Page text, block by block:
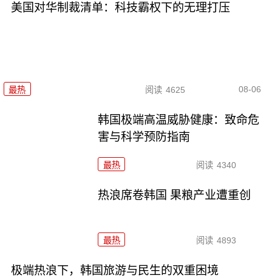
美国对华制裁清单：科技霸权下的无理打压
最热 阅读 4625 08-06
韩国极端高温威胁健康：致命危
害与科学预防指南
最热 阅读 4340
热浪席卷韩国 果粮产业遭重创
最热 阅读 4893
极端热浪下，韩国旅游与民生的双重困境